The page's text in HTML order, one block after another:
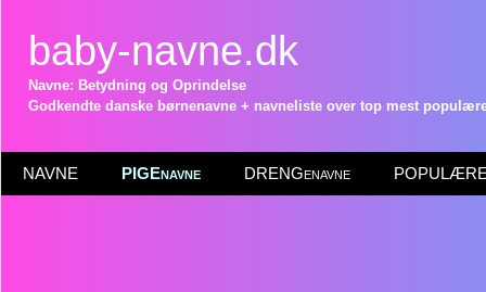
baby-navne.dk
Navne: Betydning og Oprindelse
Godkendte danske børnenavne + navneliste over top mest
NAVNE PIGEnavne DRENGenavne POPULÆRE